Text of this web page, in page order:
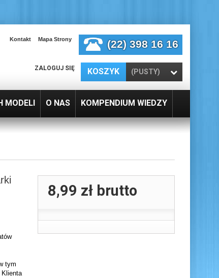
Kontakt Mapa Strony (22) 398 16 16
KOSZYK (PUSTY)
ZALOGUJ SIĘ
MODELI O NAS KOMPENDIUM WIEDZY
tym
Klienta
8,99 złbrutto